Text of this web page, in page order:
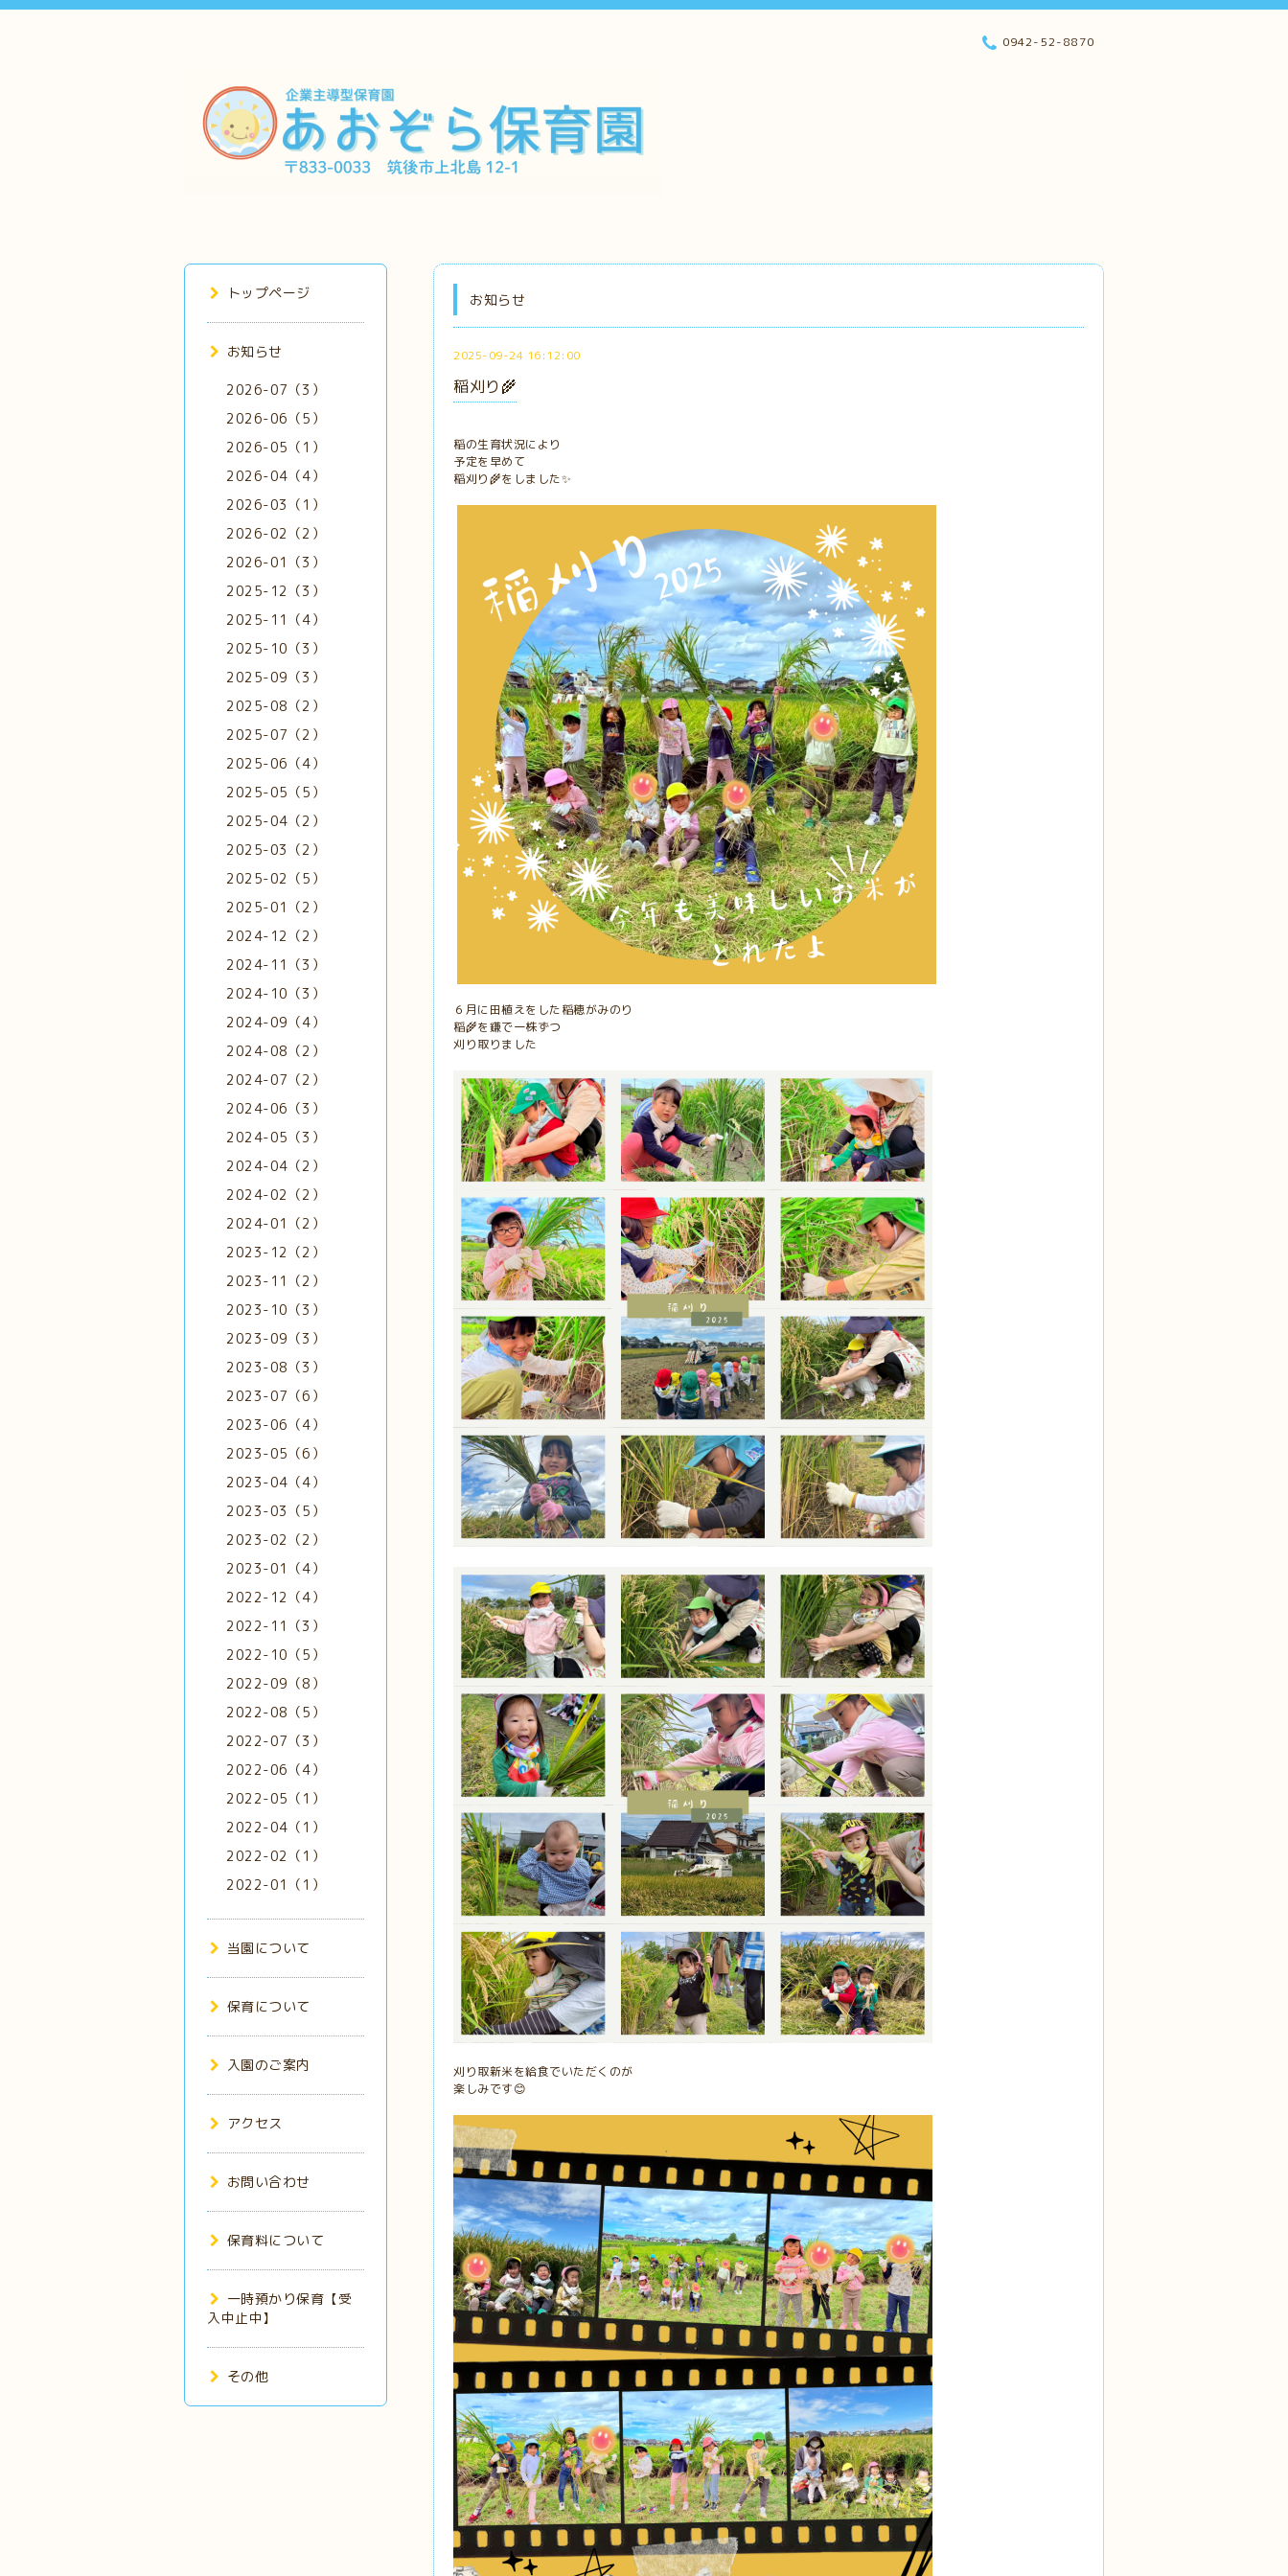
0942-52-8870
お知らせ
2025-09-24 16:12:00
稲刈り🌾
稲の生育状況により
予定を早めて
稲刈り 🌾をしました✨
６月に田植えをした稲穂がみのり
稲🌾を鎌で一株ずつ
刈り取りました
刈り取新米を給食でいただくのが
楽しみです 😊
トップページ
お知らせ
2026-07（3）
2026-06（5）
2026-05（1）
2026-04（4）
2026-03（1）
2026-02（2）
2026-01（3）
2025-12（3）
2025-11（4）
2025-10（3）
2025-09（3）
2025-08（2）
2025-07（2）
2025-06（4）
2025-05（5）
2025-04（2）
2025-03（2）
2025-02（5）
2025-01（2）
2024-12（2）
2024-11（3）
2024-10（3）
2024-09（4）
2024-08（2）
2024-07（2）
2024-06（3）
2024-05（3）
2024-04（2）
2024-02（2）
2024-01（2）
2023-12（2）
2023-11（2）
2023-10（3）
2023-09（3）
2023-08（3）
2023-07（6）
2023-06（4）
2023-05（6）
2023-04（4）
2023-03（5）
2023-02（2）
2023-01（4）
2022-12（4）
2022-11（3）
2022-10（5）
2022-09（8）
2022-08（5）
2022-07（3）
2022-06（4）
2022-05（1）
2022-04（1）
2022-02（1）
2022-01（1）
当園について
保育について
入園のご案内
アクセス
お問い合わせ
保育料について
一時預かり保育【受
入中止中】
その他